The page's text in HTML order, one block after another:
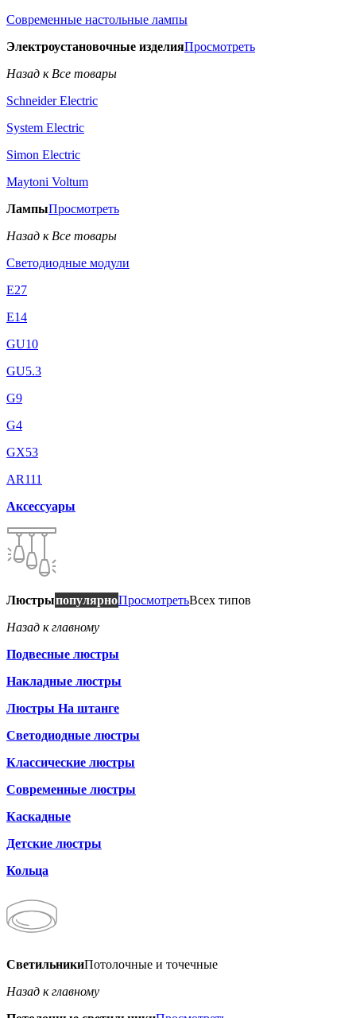
Современные настольные лампы
Электроустановочные изделияПросмотреть
Назад к Все товары
Schneider Electric
System Electric
Simon Electric
Maytoni Voltum
ЛампыПросмотреть
Назад к Все товары
Светодиодные модули
E27
E14
GU10
GU5.3
G9
G4
GX53
AR111
Аксессуары
ЛюстрыпопулярноПросмотретьВсех типов
Назад к главному
Подвесные люстры
Накладные люстры
Люстры На штанге
Светодиодные люстры
Классические люстры
Современные люстры
Каскадные
Детские люстры
Кольца
СветильникиПотолочные и точечные
Назад к главному